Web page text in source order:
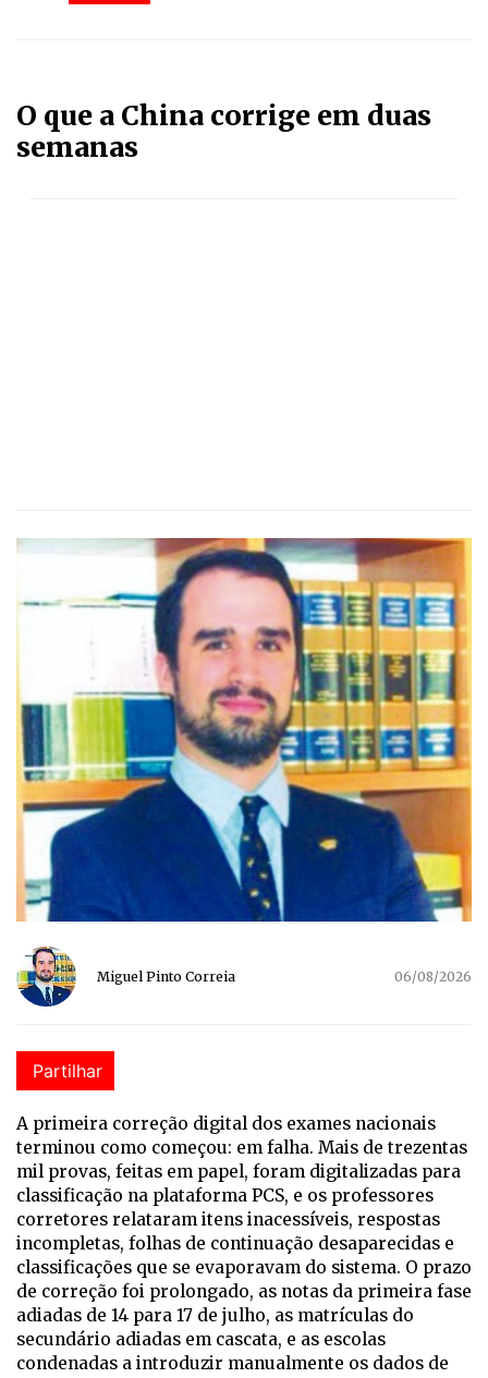
O que a China corrige em duas
semanas
Miguel Pinto Correia 06/08/2026
Partilhar
A primeira correção digital dos exames nacionais
terminou como começou: em falha. Mais de trezentas
mil provas, feitas em papel, foram digitalizadas para
classificação na plataforma PCS, e os professores
corretores relataram itens inacessíveis, respostas
incompletas, folhas de continuação desaparecidas e
classificações que se evaporavam do sistema. O prazo
de correção foi prolongado, as notas da primeira fase
adiadas de 14 para 17 de julho, as matrículas do
secundário adiadas em cascata, e as escolas
condenadas a introduzir manualmente os dados de